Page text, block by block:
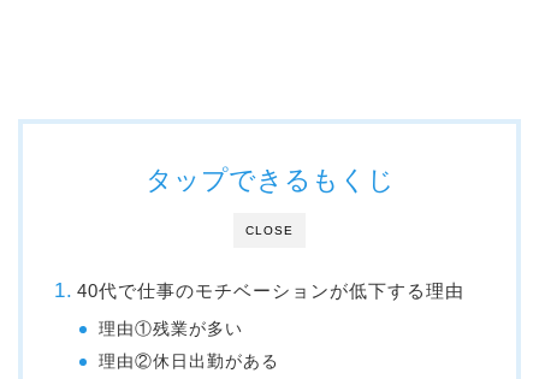
CLOSE
タップできるもくじ
40代で仕事のモチベーションが低下する理由
理由①残業が多い
理由②休日出勤がある